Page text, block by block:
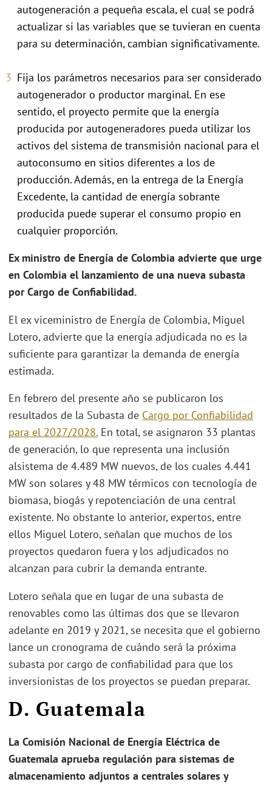
autogeneración a pequeña escala, el cual se podrá
actualizar si las variables que se tuvieran en cuenta
para su determinación, cambian significativamente.
Fija los parámetros necesarios para ser considerado
autogenerador o productor marginal. En ese
sentido, el proyecto permite que la energía
producida por autogeneradores pueda utilizar los
activos del sistema de transmisión nacional para el
autoconsumo en sitios diferentes a los de
producción. Además, en la entrega de la Energía
Excedente, la cantidad de energía sobrante
producida puede superar el consumo propio en
cualquier proporción.
Ex ministro de Energía de Colombia advierte que urge
en Colombia el lanzamiento de una nueva subasta
por Cargo de Confiabilidad.
El ex viceministro de Energía de Colombia, Miguel
Lotero, advierte que la energía adjudicada no es la
suficiente para garantizar la demanda de energía
estimada.
En febrero del presente año se publicaron los
resultados de la Subasta de Cargo por Confiabilidad
para el 2027/2028. En total, se asignaron 33 plantas
de generación, lo que representa una inclusión
alsistema de 4.489 MW nuevos, de los cuales 4.441
MW son solares y 48 MW térmicos con tecnología de
biomasa, biogás y repotenciación de una central
existente. No obstante lo anterior, expertos, entre
ellos Miguel Lotero, señalan que muchos de los
proyectos quedaron fuera y los adjudicados no
alcanzan para cubrir la demanda entrante.
Lotero señala que en lugar de una subasta de
renovables como las últimas dos que se llevaron
adelante en 2019 y 2021, se necesita que el gobierno
lance un cronograma de cuándo será la próxima
subasta por cargo de confiabilidad para que los
inversionistas de los proyectos se puedan preparar.
D. Guatemala
La Comisión Nacional de Energía Eléctrica de
Guatemala aprueba regulación para sistemas de
almacenamiento adjuntos a centrales solares y